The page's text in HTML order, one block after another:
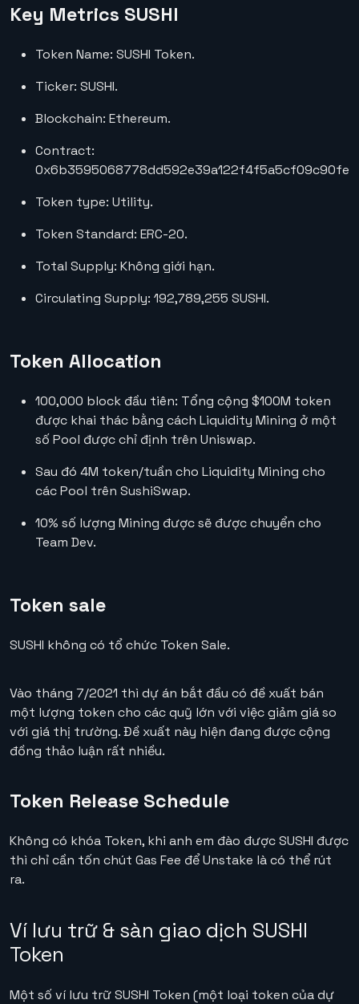
Key Metrics SUSHI
Token Name: SUSHI Token.
Ticker: SUSHI.
Blockchain: Ethereum.
Contract:
0x6b3595068778dd592e39a122f4f5a5cf09c90fe2
Token type: Utility.
Token Standard: ERC-20.
Total Supply: Không giới hạn.
Circulating Supply: 192,789,255 SUSHI.
Token Allocation
100,000 block đầu tiên: Tổng cộng $100M token
được khai thác bằng cách Liquidity Mining ở một
số Pool được chỉ định trên Uniswap.
Sau đó 4M token/tuần cho Liquidity Mining cho
các Pool trên SushiSwap.
10% số lượng Mining được sẽ được chuyển cho
Team Dev.
Token sale
SUSHI không có tổ chức Token Sale.
Vào tháng 7/2021 thì dự án bắt đầu có đề xuất bán
một lượng token cho các quỹ lớn với việc giảm giá so
với giá thị trường. Đề xuất này hiện đang được cộng
đồng thảo luận rất nhiều.
Token Release Schedule
Không có khóa Token, khi anh em đào được SUSHI được
thì chỉ cần tốn chút Gas Fee để Unstake là có thể rút
ra.
Ví lưu trữ & sàn giao dịch SUSHI
Token
Một số ví lưu trữ SUSHI Token (một loại token của dự